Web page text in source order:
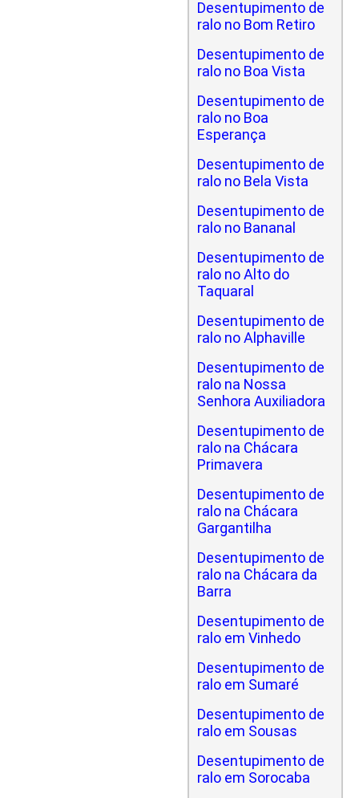
Desentupimento de
ralo no Bom Retiro
Desentupimento de
ralo no Boa Vista
Desentupimento de
ralo no Boa
Esperança
Desentupimento de
ralo no Bela Vista
Desentupimento de
ralo no Bananal
Desentupimento de
ralo no Alto do
Taquaral
Desentupimento de
ralo no Alphaville
Desentupimento de
ralo na Nossa
Senhora Auxiliadora
Desentupimento de
ralo na Chácara
Primavera
Desentupimento de
ralo na Chácara
Gargantilha
Desentupimento de
ralo na Chácara da
Barra
Desentupimento de
ralo em Vinhedo
Desentupimento de
ralo em Sumaré
Desentupimento de
ralo em Sousas
Desentupimento de
ralo em Sorocaba